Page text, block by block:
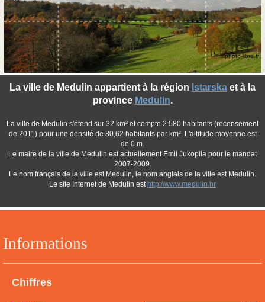
Informations
Chiffres
La ville de Medulin appartient à la région Istarska et à la
province Medulin.
La ville de Medulin s'étend sur 32 km² et compte 2 580 habitants (recensement
de 2011) pour une densité de 80,62 habitants par km². L'altitude moyenne est
de 0 m.
Le maire de la ville de Medulin est actuellement Emil Jukopila pour le mandat
2007-2009.
Le nom français de la ville est Medulin, le nom anglais de la ville est Medulin.
Le site Internet de Medulin est http://www.medulin.hr
©photo-libre.fr